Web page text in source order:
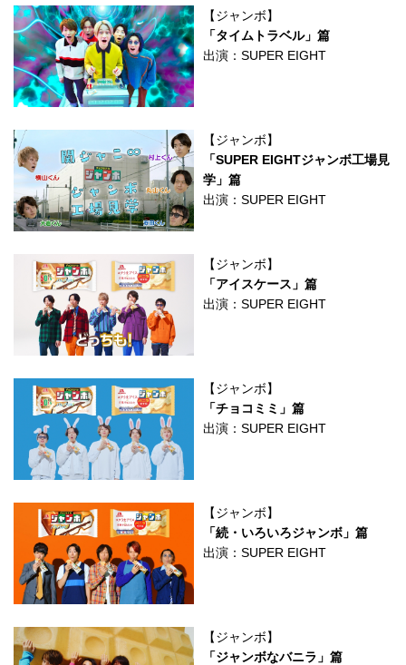
【ジャンボ】
「タイムトラベル」篇
出演：SUPER EIGHT
【ジャンボ】
「SUPER EIGHTジャンボ工場見
学」篇
出演：SUPER EIGHT
【ジャンボ】
「アイスケース」篇
出演：SUPER EIGHT
【ジャンボ】
「チョコミミ」篇
出演：SUPER EIGHT
【ジャンボ】
「続・いろいろジャンボ」篇
出演：SUPER EIGHT
【ジャンボ】
「ジャンボなバニラ」篇